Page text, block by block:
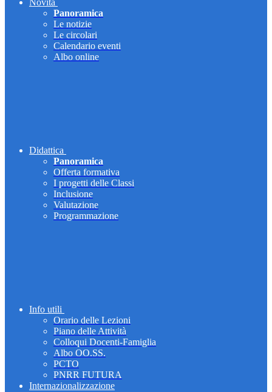
Novità
Panoramica
Le notizie
Le circolari
Calendario eventi
Albo online
Didattica
Panoramica
Offerta formativa
I progetti delle Classi
Inclusione
Valutazione
Programmazione
Info utili
Orario delle Lezioni
Piano delle Attività
Colloqui Docenti-Famiglia
Albo OO.SS.
PCTO
PNRR FUTURA
Internazionalizzazione